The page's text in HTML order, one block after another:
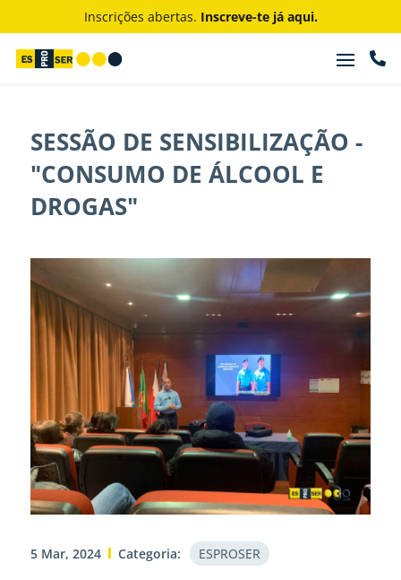
Inscrições abertas. Inscreve-te já aqui.

SESSÃO DE SENSIBILIZAÇÃO -
"CONSUMO DE ÁLCOOL E
DROGAS"
5 Mar, 2024 Categoria: ESPROSER